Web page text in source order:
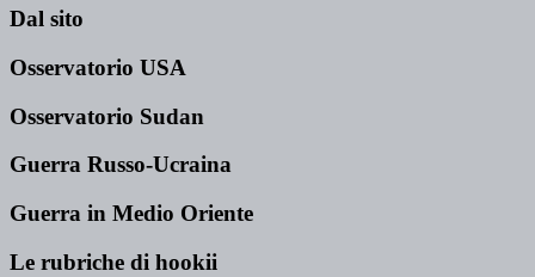
Dal sito
Osservatorio USA
Osservatorio Sudan
Guerra Russo-Ucraina
Guerra in Medio Oriente
Le rubriche di hookii